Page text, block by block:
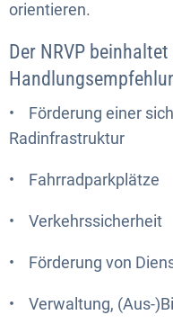
orientieren.
Der NRVP
• Förderung einer
Radinfrastruktur
• Fahrradparkplätze
• Verkehrssicherheit
• Förderung von
• Verwaltung, (Aus-